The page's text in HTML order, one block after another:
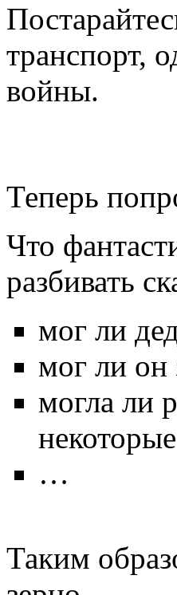
транспорт,
войны.
Теперь
Что
разбивать
мог ли
мог ли он
могла ли
…
Таким